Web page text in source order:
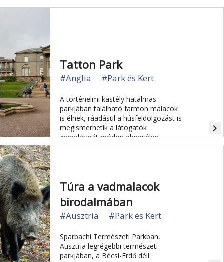
Tatton Park
#Anglia #Park és Kert
A történelmi kastély hatalmas
parkjában található farmon malacok
is élnek, ráadásul a húsfeldolgozást is
megismerhetik a látogatók
gyerekbarát módon elmesélve.
navigate_next
Túra a vadmalacok
birodalmában
#Ausztria #Park és Kert
Sparbachi Természeti Parkban,
Ausztria legrégebbi természeti
parkjában, a Bécsi-Erdő déli